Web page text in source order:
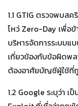
1.1 GTIG ตรวจพบส
โหว่ Zero-Day เพื่อ
บริหารจัดการระบบแ
เกี่ยวข้องกับข้อผิดพ
ต้องอาศัยบัญชีผู้ใช้ที่
1.2 Google ระบุว่า